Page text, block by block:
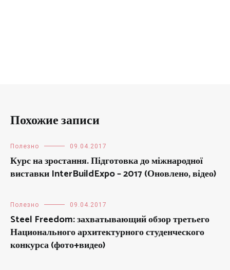
Похожие записи
Полезно 09.04.2017
Курс на зростання. Підготовка до міжнародної
виставки InterBuildExpo – 2017 (Оновлено, відео)
Полезно 09.04.2017
Steel Freedom: захватывающий обзор третьего
Национального архитектурного студенческого
конкурса (фото+видео)